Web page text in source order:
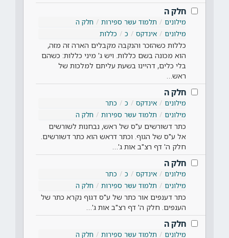
חלק ה
מילונים תלמוד עשר ספירות
חלק ה
מילונים
אינדקס כ כללות
כללות כשהזכר והנקבה מקבלים הארה זה מזה,
הוא מכונה בשם כללות. ויש ג' מיני כללות: כשהם
בלי כלים, דהיינו בשעת עליתם למלכות של
ראש…
חלק ה
מילונים אינדקס כ
כתר
מילונים
תלמוד עשר ספירות חלק ה
כתר דשורשים ע"ס של ראש, נבחנות לשורשים
אל ע"ס של הגוף. וכתר דראש הוא כתר דשורשים.
חלק ה' דף רצ"ב אות ג'…
חלק ה
מילונים אינדקס כ
כתר
מילונים
תלמוד עשר ספירות חלק ה
כתר דענפים אור כתר של ע"ס דגוף נקרא כתר של
הענפים. חלק ה' דף רצ"ב אות ג'…
חלק ה
מילונים תלמוד עשר ספירות חלק ה